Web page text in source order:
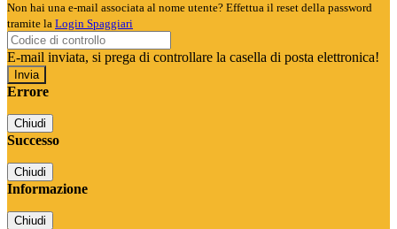
Non hai una e-mail associata al nome utente? Effettua il reset della password
tramite la Login Spaggiari
E-mail inviata, si prega di controllare la casella di posta elettronica!
Errore
Chiudi
Successo
Chiudi
Informazione
Chiudi